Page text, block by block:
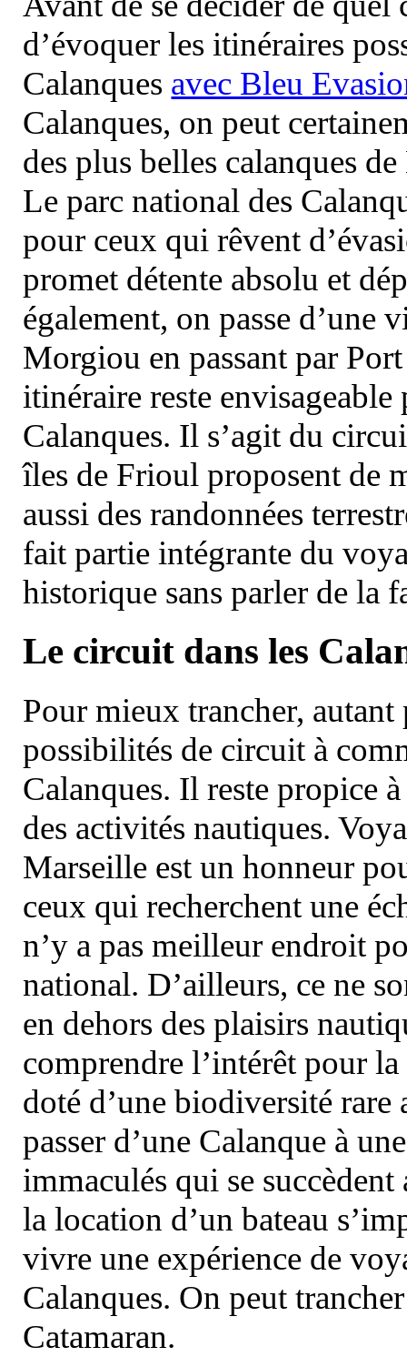
d’évoquer les itinéraires
Calanques avec Bleu
Calanques, on peut
des plus belles calanques
Le parc national des
pour ceux qui rêvent
promet détente absolu et
également, on passe d’une
Morgiou en passant par
itinéraire reste
Calanques. Il s’agit du
îles de Frioul proposent de
aussi des randonnées
fait partie intégrante du
historique sans parler de la
Le circuit dans les
Pour mieux trancher, autant
possibilités de circuit à
Calanques. Il reste propice
des activités nautiques.
Marseille est un honneur
ceux qui recherchent une
n’y a pas meilleur endroit
national. D’ailleurs, ce ne
en dehors des plaisirs
comprendre l’intérêt pour
doté d’une biodiversité
passer d’une Calanque à
immaculés qui se
la location d’un bateau
vivre une expérience de
Calanques. On peut
Catamaran.